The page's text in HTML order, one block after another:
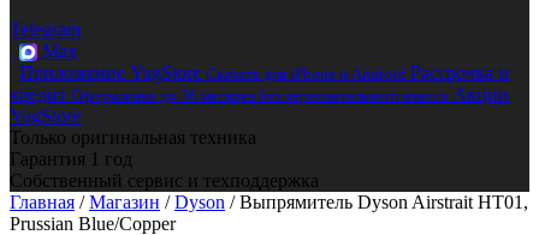
Telegram
Max
Приложение YugStore Скачать для iPhone и Android Рассрочка и
кредит Оформление до 36 месяцев без первоначального взноса Акции
YugStore
Только оригинальная техника
Гарантия 1 год
Собственный сервис и техподдержка
Главная /Магазин /Dyson / Выпрямитель Dyson Airstrait HT01,
Prussian Blue/Copper